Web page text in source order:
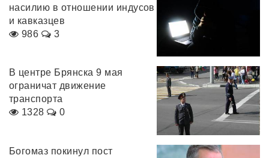
насилию в отношении индусов
и кавказцев
986
3
В центре Брянска 9 мая
ограничат движение
транспорта
1328
0
Богомаз покинул пост